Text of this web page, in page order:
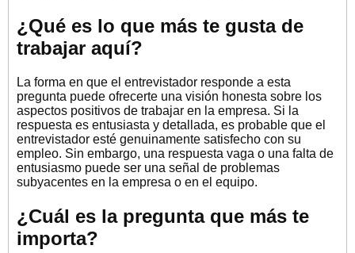
¿Qué es lo que más te gusta de
trabajar aquí?
La forma en que el entrevistador responde a esta
pregunta puede ofrecerte una visión honesta sobre los
aspectos positivos de trabajar en la empresa. Si la
respuesta es entusiasta y detallada, es probable que el
entrevistador esté genuinamente satisfecho con su
empleo. Sin embargo, una respuesta vaga o una falta de
entusiasmo puede ser una señal de problemas
subyacentes en la empresa o en el equipo.
¿Cuál es la pregunta que más te
importa?